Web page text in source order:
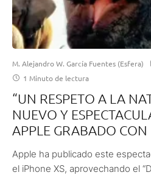
M. Alejandro W. García Fuentes (Esfera)
1 Minuto de lectura
“UN RESPETO A LA
NUEVO Y
APPLE GRABADO CON
Apple ha publicado este
el iPhone XS, aprovechando el